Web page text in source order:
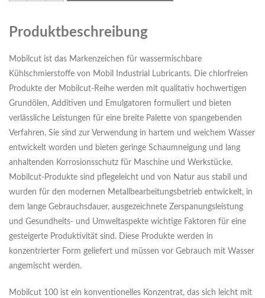
Produktbeschreibung
Mobilcut ist das Markenzeichen für wassermischbare
Kühlschmierstoffe von Mobil Industrial Lubricants. Die chlorfreien
Produkte der Mobilcut-Reihe werden mit qualitativ hochwertigen
Grundölen, Additiven und Emulgatoren formuliert und bieten
verlässliche Leistungen für eine breite Palette von spangebenden
Verfahren. Sie sind zur Verwendung in hartem und weichem Wasser
entwickelt worden und bieten geringe Schaumneigung und lang
anhaltenden Korrosionsschutz für Maschine und Werkstücke.
Mobilcut-Produkte sind pflegeleicht und von Natur aus stabil und
wurden für den modernen Metallbearbeitungsbetrieb entwickelt, in
dem lange Gebrauchsdauer, ausgezeichnete Zerspanungsleistung
und Gesundheits- und Umweltaspekte wichtige Faktoren für eine
gesteigerte Produktivität sind. Diese Produkte werden in
konzentrierter Form geliefert und müssen vor Gebrauch mit Wasser
angemischt werden.
Mobilcut 100 ist ein konventionelles Konzentrat, das sich leicht mit